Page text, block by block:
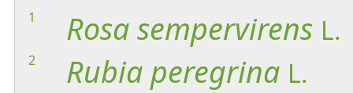
1 Rosasempervirens L.
2 Rubia peregrina L.